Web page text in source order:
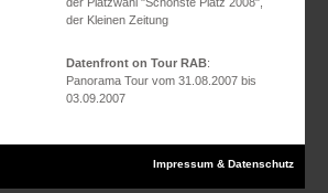
der Kleinen Zeitung
Datenfront on Tour RAB:
Panorama Tour vom 31.08.2007 bis
03.09.2007
Impressum & Datenschutz